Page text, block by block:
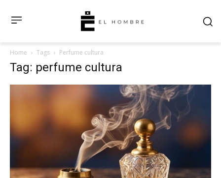
Home Tags Perfume cultura
Tag: perfume cultura